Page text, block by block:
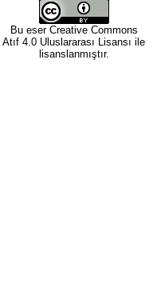
Bu eser Creative Commons
Atıf 4.0 Uluslararası Lisansı ile
lisanslanmıştır.